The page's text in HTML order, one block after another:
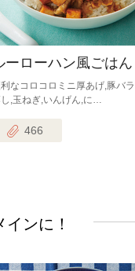
ーローハン風ごはん
なコロコロミニ厚あげ,豚バ
,玉ねぎ,いんげん,に…
466
ンに！